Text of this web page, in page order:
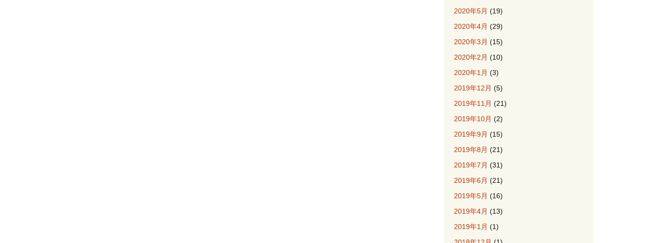
2020年5月 (19)
2020年4月 (29)
2020年3月 (15)
2020年2月 (10)
2020年1月 (3)
2019年12月 (5)
2019年11月 (21)
2019年10月 (2)
2019年9月 (15)
2019年8月 (21)
2019年7月 (31)
2019年6月 (21)
2019年5月 (16)
2019年4月 (13)
2019年1月 (1)